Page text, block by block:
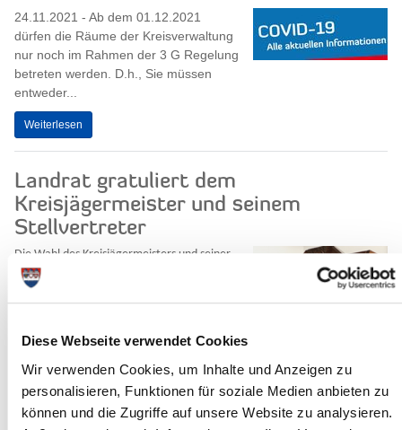
Diese Webseite verwendet Cookies
Wir verwenden Cookies, um Inhalte und Anzeigen zu
personalisieren, Funktionen für soziale Medien anbieten zu
können und die Zugriffe auf unsere Website zu analysieren.
24.11.2021 - Ab dem 01.12.2021
dürfen die Räume der Kreisverwaltung
nur noch im Rahmen der 3 G Regelung
betreten werden. D.h., Sie müssen
entweder...
Weiterlesen
Landrat gratuliert dem
Kreisjägermeister und seinem
Stellvertreter
Die Wahl des Kreisjägermeisters und seiner
Stellvertretung findet alle 5 Jahre statt.
Wahlberechtigt sind alle im Kreis Steinburg
gemeldeten...
Weiterlesen